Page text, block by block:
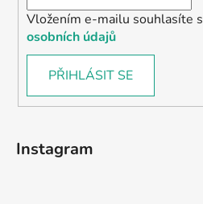
Vložením e-mailu souhlasíte s
osobních údajů
PŘIHLÁSIT SE
Instagram